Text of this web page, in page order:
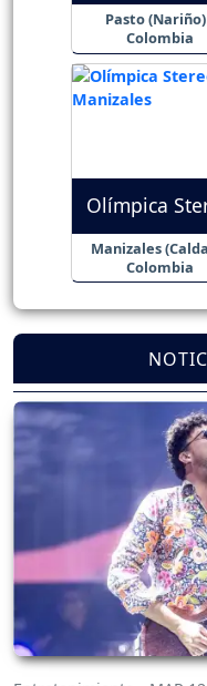
Pasto
Colombia
Olímpica
Manizales
Colombia